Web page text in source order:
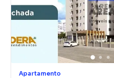
Apartamento